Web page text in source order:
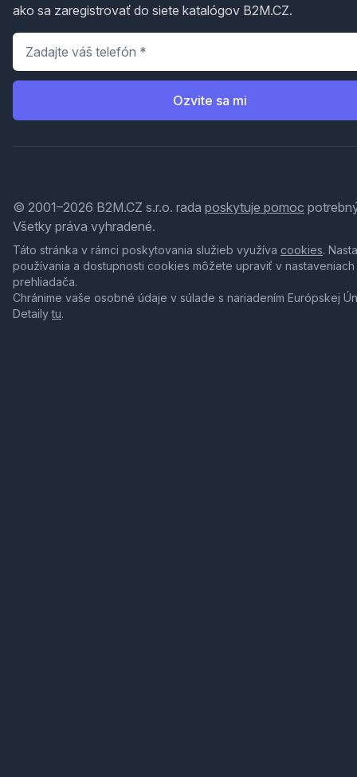
ako sa zaregistrovať do siete katalógov B2M.CZ.
Telefón
Ozvite sa mi
© 2001–2026 B2M.CZ s.r.o. rada poskytuje pomoc
Všetky práva vyhradené.
Táto stránka v rámci poskytovania služieb využíva cookies.
používania a dostupnosti cookies môžete upraviť v nastaveniach
prehliadača.
Chránime vaše osobné údaje v súlade s nariadením Európskej
Detailytu.